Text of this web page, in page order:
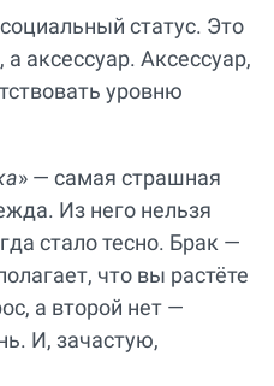
статус. Это
аксессуар. Аксессуар,
уровню
» — самая страшная
Из него нельзя
стало тесно. Брак —
что вы растёте
а второй нет —
И, зачастую,